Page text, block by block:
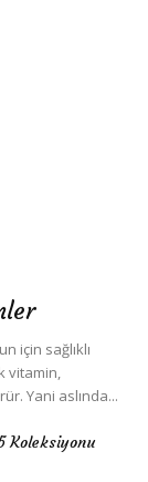
için sağlıklı
vitamin,
Yani aslında...
Koleksiyonu